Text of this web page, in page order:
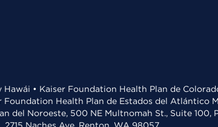
• Kaiser Foundation Health Plan de
Health Plan de Estados del Atlántico
del Noroeste, 500 NE Multnomah St., Suite 100,